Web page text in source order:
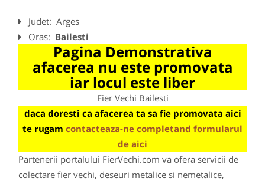
Judet: Arges
Oras: Bailesti
Pagina Demonstrativa
afacerea nu este promovata
iar locul este liber
Fier Vechi Bailesti
daca doresti ca afacerea ta sa fie promovata aici
te rugam contacteaza-ne completand formularul
de aici
Partenerii portalului FierVechi.com va ofera servicii de
colectare fier vechi, deseuri metalice si nemetalice,